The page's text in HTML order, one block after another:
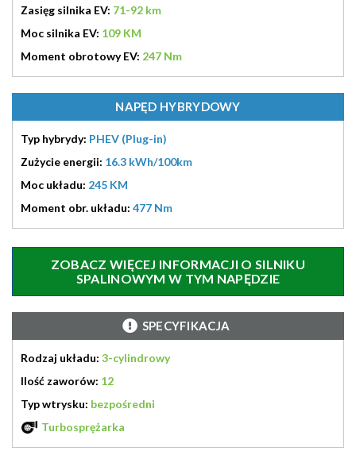
Zasięg silnika EV: 71-92 km
Moc silnika EV: 109 KM
Moment obrotowy EV: 247 Nm
NAPĘD HYBRYDOWY
Typ hybrydy: PHEV (Plug-in)
Zużycie energii: 16.3 kWh/100km
Moc układu: 245 KM
Moment obr. układu: 477 Nm
ZOBACZ WIĘCEJ INFORMACJI O SILNIKU
SPALINOWYM W TYM NAPĘDZIE
SPECYFIKACJA
Rodzaj układu: 3-cylindrowy
Ilość zaworów: 12
Typ wtrysku: bezpośredni
Turbosprężarka